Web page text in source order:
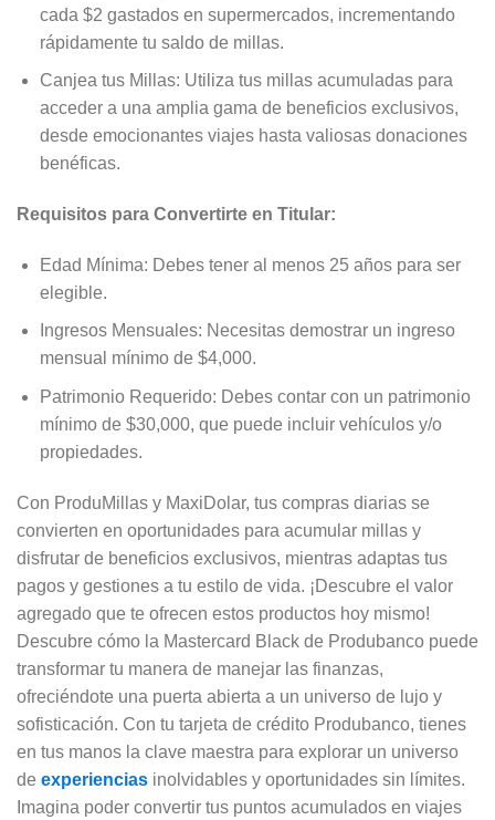
cada $2 gastados en supermercados, incrementando
rápidamente tu saldo de millas.
Canjea tus Millas: Utiliza tus millas acumuladas para
acceder a una amplia gama de beneficios exclusivos,
desde emocionantes viajes hasta valiosas donaciones
benéficas.
Requisitos para Convertirte en Titular:
Edad Mínima: Debes tener al menos 25 años para ser
elegible.
Ingresos Mensuales: Necesitas demostrar un ingreso
mensual mínimo de $4,000.
Patrimonio Requerido: Debes contar con un patrimonio
mínimo de $30,000, que puede incluir vehículos y/o
propiedades.
Con ProduMillas y MaxiDolar, tus compras diarias se
convierten en oportunidades para acumular millas y
disfrutar de beneficios exclusivos, mientras adaptas tus
pagos y gestiones a tu estilo de vida. ¡Descubre el valor
agregado que te ofrecen estos productos hoy mismo!
Descubre cómo la Mastercard Black de Produbanco puede
transformar tu manera de manejar las finanzas,
ofreciéndote una puerta abierta a un universo de lujo y
sofisticación. Con tu tarjeta de crédito Produbanco, tienes
en tus manos la clave maestra para explorar un universo
de experiencias inolvidables y oportunidades sin límites.
Imagina poder convertir tus puntos acumulados en viajes